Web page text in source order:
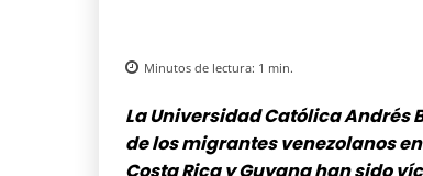
Minutos de lectura: 1 min.
La Universidad Católica Andrés
de los migrantes venezolanos